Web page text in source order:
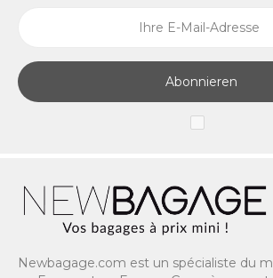
Abonnieren
Newbagage.com est un spécialiste du